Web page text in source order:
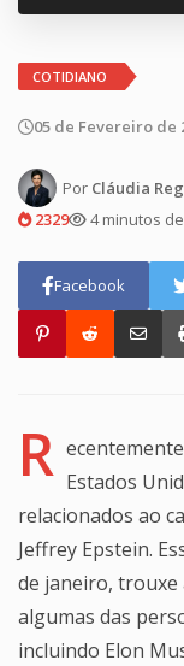
COTIDIANO
05 de Fevereiro de
Por Cláudia
2329
4 minutos
Facebook
R Estados
relacionados ao
Jeffrey Epstein.
de janeiro, trouxe
algumas das
incluindo Elon